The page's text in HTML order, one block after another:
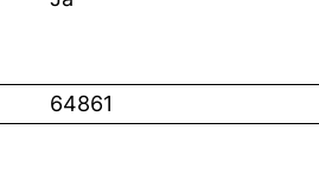
64861